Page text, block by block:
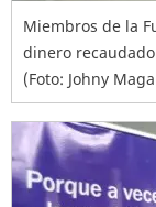
Miembros de la
dinero recaudado
(Foto: Johny